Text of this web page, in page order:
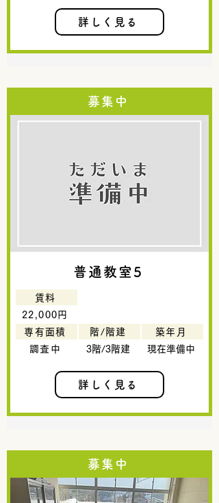
詳しく見る
普通教室5
築年月
調査中
3階/3階建
22,000円
現在準備中
詳しく見る
募集中
階/階建
専有面積
賃料
募集中